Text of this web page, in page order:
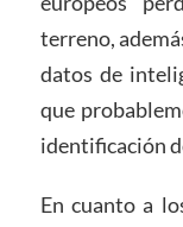
terreno,
datos de
que
identificación
En cuanto a